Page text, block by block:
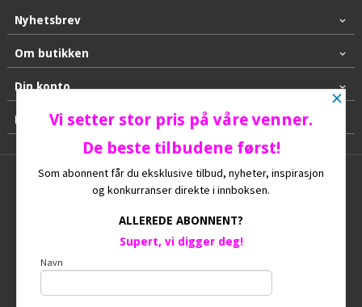
Nyhetsbrev
Om butikken
Din konto
Kontakt oss
Kjøpsbetingelser Sikkerhet og personvern
Nyhetsbrev Ofte stilte spørsmål
© HUNDEGAARD
×
Vi setter stor pris på våre venner.
De beste tilbudene først!
Som abonnent får du eksklusive tilbud, nyheter, inspirasjon
og konkurranser direkte i innboksen.
ALLEREDE ABONNENT?
Supert, vi digger deg!
Navn